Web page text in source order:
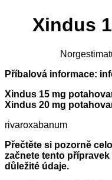
Xindus
Příbalová informace:
Xindus 15 mg
Xindus 20 mg
rivaroxabanum
Přečtěte si pozorně
začnete tento
důležité údaje.